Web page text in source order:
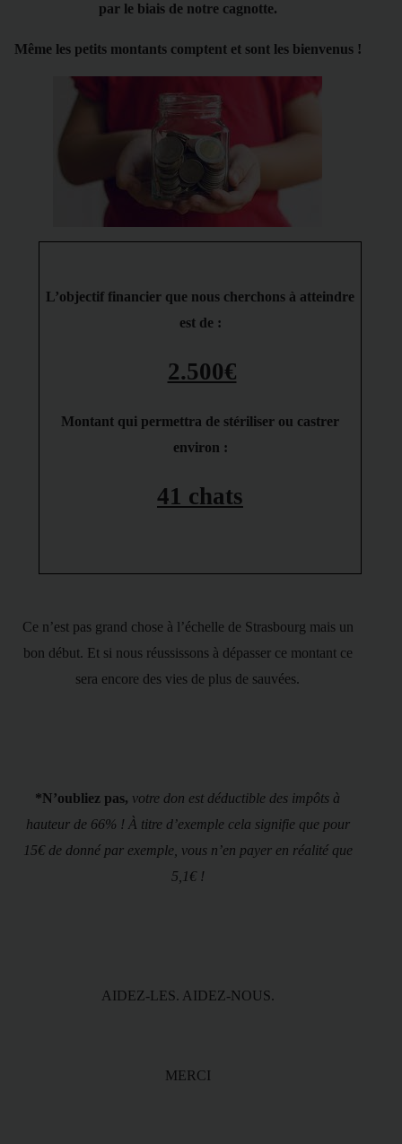
par le biais de notre cagnotte.
Même les petits montants comptent et sont les bienvenus !
L’objectif financier que nous cherchons à atteindre
est de :
2.500€
Montant qui permettra de stériliser ou castrer
environ :
41 chats
Ce n’est pas grand chose à l’échelle de Strasbourg mais un
bon début. Et si nous réussissons à dépasser ce montant ce
sera encore des vies de plus de sauvées.
*N’oubliez pas, votre don est déductible des impôts à
hauteur de 66% ! À titre d’exemple cela signifie que pour
15€ de donné par exemple, vous n’en payer en réalité que
5,1€ !
AIDEZ-LES. AIDEZ-NOUS.
MERCI